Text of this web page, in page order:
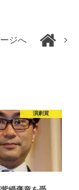
ジへ
演劇賞